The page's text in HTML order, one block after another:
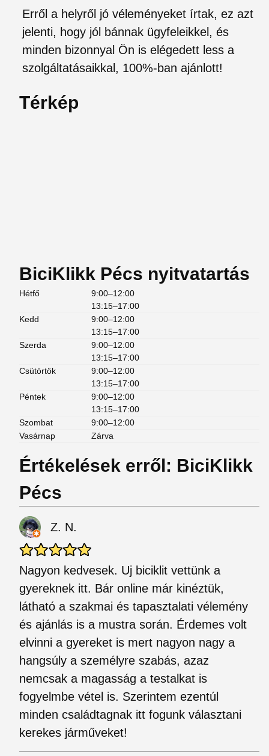
Erről a helyről jó véleményeket írtak, ez azt
jelenti, hogy jól bánnak ügyfeleikkel, és
minden bizonnyal Ön is elégedett less a
szolgáltatásaikkal, 100%-ban ajánlott!
Térkép
BiciKlikk Pécs nyitvatartás
Hétfő
9:00–12:00
13:15–17:00
Kedd
9:00–12:00
13:15–17:00
Szerda
9:00–12:00
13:15–17:00
Csütörtök
9:00–12:00
13:15–17:00
Péntek
9:00–12:00
13:15–17:00
Szombat
9:00–12:00
Vasárnap
Zárva
Értékelések erről: BiciKlikk
Pécs
Z. N.
Nagyon kedvesek. Uj biciklit vettünk a
gyereknek itt. Bár online már kinéztük,
látható a szakmai és tapasztalati vélemény
és ajánlás is a mustra során. Érdemes volt
elvinni a gyereket is mert nagyon nagy a
hangsúly a személyre szabás, azaz
nemcsak a magasság a testalkat is
fogyelmbe vétel is. Szerintem ezentúl
minden családtagnak itt fogunk választani
kerekes járműveket!